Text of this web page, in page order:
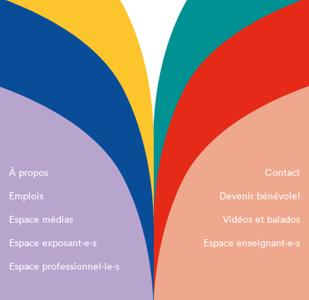
À propos
Contact
Emplois
Devenir bénévole!
Espace médias
Vidéos et balados
Espace exposant·e⋅s
Espace enseignant·e⋅s
Espace professionnel·le⋅s